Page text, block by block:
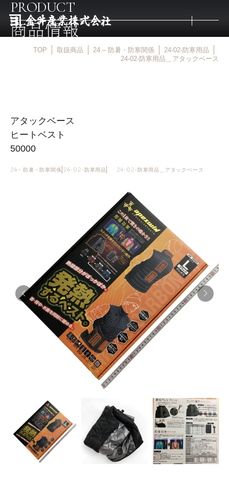
取扱メーカー
採用情報
PRODUCT
商品情報
TOP 取扱商品 24 – 防暑・防寒関係
24-02-防寒用品
24-02-防寒用品＿アタックベース
アタックベース
ヒートベスト
50000
24 – 防暑・防寒関係 24-02-防寒用品 24-02-防寒用品＿アタックベース